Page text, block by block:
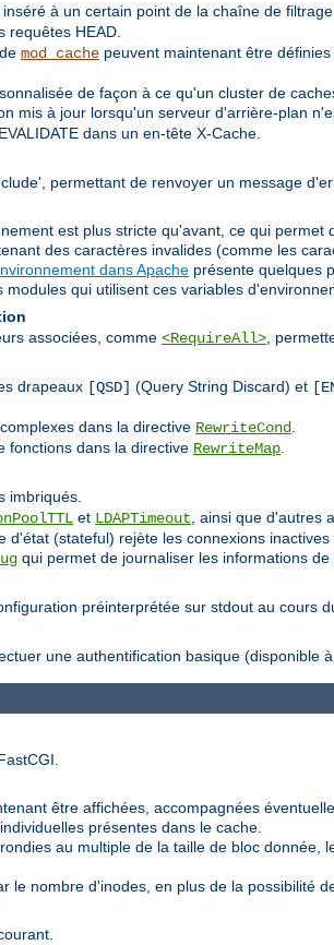
à un certain point de la chaîne de
requêtes HEAD.
mod_cache peuvent maintenant être
de façon à ce qu'un cluster de
mis à jour lorsqu'un serveur d'arrière-plan
dans un en-tête X-Cache.
permettant de renvoyer un message
est plus stricte qu'avant, ce qui
des caractères invalides (comme les
dans Apache présente quelques
qui utilisent ces variables
associées, comme <RequireAll>,
drapeaux [QSD] (Query String Discard) et
dans la directive RewriteCond.
fonctions dans la directive RewriteMap.
imbriqués.
et LDAPTimeout, ainsi que d'autres
(stateful) rejète les connexions inactives
qui permet de journaliser les informations
préinterprétée sur stdout au cours
une authentification basique (disponible
être affichées, accompagnées
présentes dans le cache.
au multiple de la taille de bloc donnée,
le nombre d'inodes, en plus de la possibilité